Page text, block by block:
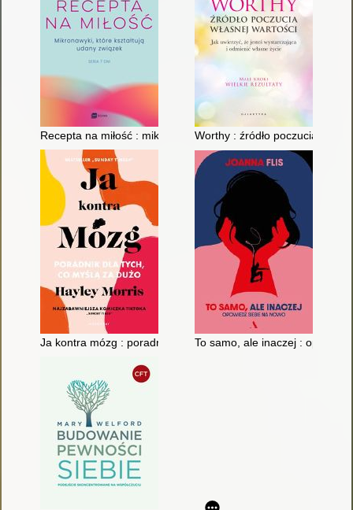
Recepta na miłość : mikronawyki, które kształtują udany
Worthy : źródło poczucia
Ja kontra mózg : poradnik dla tych, co myślą za dużo
To samo, ale inaczej :